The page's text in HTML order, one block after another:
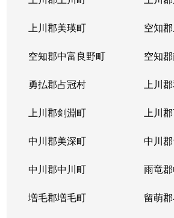
上川郡美瑛町 空知
空知郡中富良野町 空知
勇払郡占冠村 上川
上川郡剣淵町 上川
中川郡美深町 中川
中川郡中川町 雨竜
増毛郡増毛町 留萌